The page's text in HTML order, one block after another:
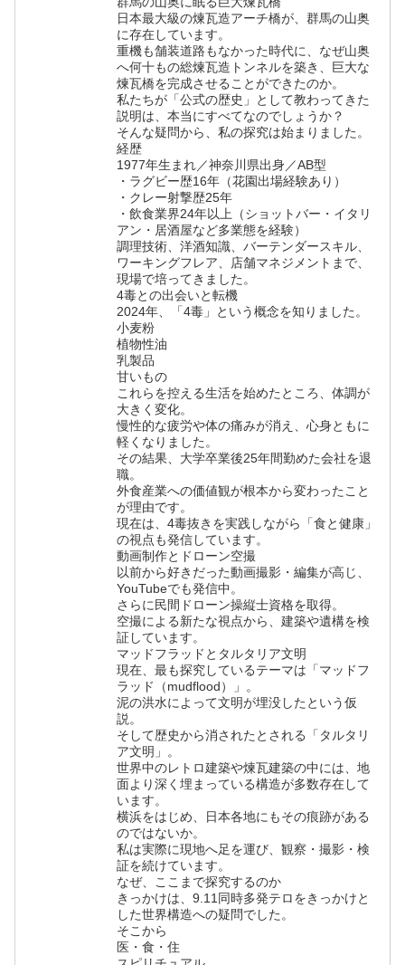
日本最大級の煉瓦造アーチ橋が、群馬の山奥
に存在しています。
重機も舗装道路もなかった時代に、なぜ山奥
へ何十もの総煉瓦造トンネルを築き、巨大な
煉瓦橋を完成させることができたのか。
私たちが「公式の歴史」として教わってきた
説明は、本当にすべてなのでしょうか？
そんな疑問から、私の探究は始まりました。
経歴
1977年生まれ／神奈川県出身／AB型
・ラグビー歴16年（花園出場経験あり）
・クレー射撃歴25年
・飲食業界24年以上（ショットバー・イタリ
アン・居酒屋など多業態を経験）
調理技術、洋酒知識、バーテンダースキル、
ワーキングフレア、店舗マネジメントまで、
現場で培ってきました。
4毒との出会いと転機
2024年、「4毒」という概念を知りました。
小麦粉
植物性油
乳製品
甘いもの
これらを控える生活を始めたところ、体調が
大きく変化。
慢性的な疲労や体の痛みが消え、心身ともに
軽くなりました。
その結果、大学卒業後25年間勤めた会社を退
職。
外食産業への価値観が根本から変わったこと
が理由です。
現在は、4毒抜きを実践しながら「食と健康」
の視点も発信しています。
動画制作とドローン空撮
以前から好きだった動画撮影・編集が高じ、
YouTubeでも発信中。
さらに民間ドローン操縦士資格を取得。
空撮による新たな視点から、建築や遺構を検
証しています。
マッドフラッドとタルタリア文明
現在、最も探究しているテーマは「マッドフ
ラッド（mudflood）」。
泥の洪水によって文明が埋没したという仮
説。
そして歴史から消されたとされる「タルタリ
ア文明」。
世界中のレトロ建築や煉瓦建築の中には、地
面より深く埋まっている構造が多数存在して
います。
横浜をはじめ、日本各地にもその痕跡がある
のではないか。
私は実際に現地へ足を運び、観察・撮影・検
証を続けています。
なぜ、ここまで探究するのか
きっかけは、9.11同時多発テロをきっかけと
した世界構造への疑問でした。
そこから
医・食・住